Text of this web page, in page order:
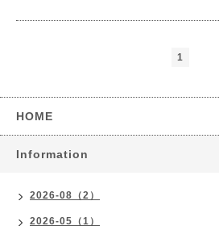
1
HOME
Information
2026-08（2）
2026-05（1）